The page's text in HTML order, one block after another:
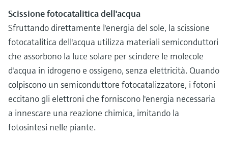
Scissione fotocatalitica dell'acqua
Sfruttando direttamente l'energia del sole, la scissione
fotocatalitica dell'acqua utilizza materiali semiconduttori
che assorbono la luce solare per scindere le molecole
d'acqua in idrogeno e ossigeno, senza elettricità. Quando
colpiscono un semiconduttore fotocatalizzatore, i fotoni
eccitano gli elettroni che forniscono l'energia necessaria
a innescare una reazione chimica, imitando la
fotosintesi nelle piante.